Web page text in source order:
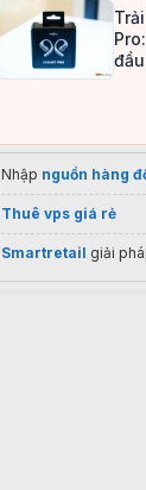
Nhập nguồn hàng
Thuê vps giá rẻ
Smartretail giải